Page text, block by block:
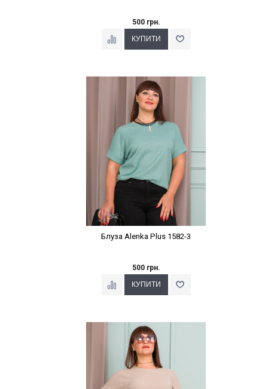
500 грн.
Наклейки Варіант з %
Блуза Alenka Plus 1582-3
500 грн.
Наклейки Варіант з %